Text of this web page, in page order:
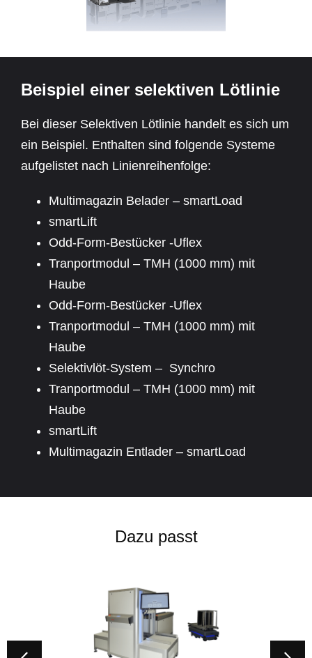
Beispiel einer selektiven Lötlinie
Bei dieser Selektiven Lötlinie handelt es sich um
ein Beispiel. Enthalten sind folgende Systeme
aufgelistet nach Linienreihenfolge:
Multimagazin Belader – smartLoad
smartLift
Odd-Form-Bestücker -Uflex
Tranportmodul – TMH (1000 mm) mit
Haube
Odd-Form-Bestücker -Uflex
Tranportmodul – TMH (1000 mm) mit
Haube
Selektivlöt-System – Synchro
Tranportmodul – TMH (1000 mm) mit
Haube
smartLift
Multimagazin Entlader – smartLoad
Dazu passt